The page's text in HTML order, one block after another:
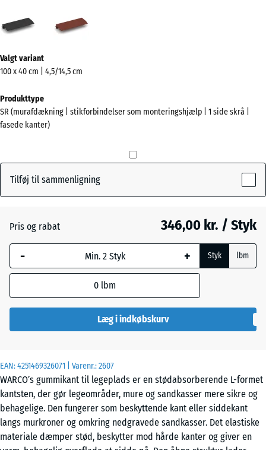
EAN:4251469326071 | Varenr.:2607
WARCO’s gummikant til legeplads er en stødabsorberende L-formet
kantsten, der gør legeområder, mure og sandkasser mere sikre og
behagelige. Den fungerer som beskyttende kant eller siddekant
langs murkroner og omkring nedgravede sandkasser. Det elastiske
materiale dæmper stød, beskytter mod hårde kanter og giver en
(active)
information
om
farverne?
Vis
farvepalette
Murstenrød + 12,00 kr.
Valgt variant
100 x 40 cm | 4,5/14,5 cm
Produkttype
SR (murafdækning | stikforbindelser som monteringshjælp | 1 side skrå |
fasede kanter)
Tilføj til sammenligning
Pris og rabat 346,00 kr. / Styk
- + Styk lbm
0 lbm
Læg i indkøbskurv